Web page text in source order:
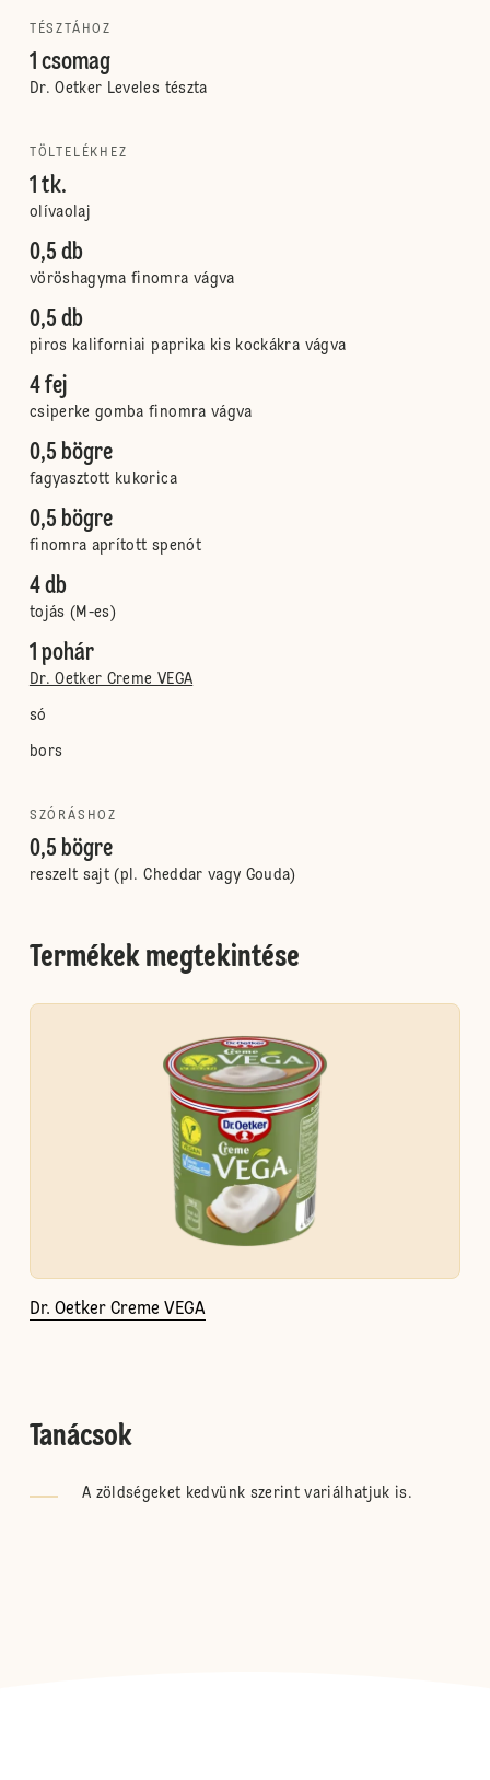
TÉSZTÁHOZ
1 csomag
Dr. Oetker Leveles tészta
TÖLTELÉKHEZ
1 tk.
olívaolaj
0,5 db
vöröshagyma finomra vágva
0,5 db
piros kaliforniai paprika kis kockákra vágva
4 fej
csiperke gomba finomra vágva
0,5 bögre
fagyasztott kukorica
0,5 bögre
finomra aprított spenót
4 db
tojás (M-es)
1 pohár
Dr. Oetker Creme VEGA
só
bors
SZÓRÁSHOZ
0,5 bögre
reszelt sajt (pl. Cheddar vagy Gouda)
Termékek megtekintése
Dr. Oetker Creme VEGA
Tanácsok
A zöldségeket kedvünk szerint variálhatjuk is.